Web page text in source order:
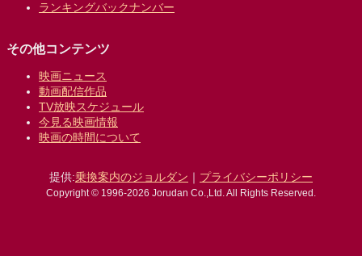
ランキングバックナンバー
その他コンテンツ
映画ニュース
動画配信作品
TV放映スケジュール
今見る映画情報
映画の時間について
提供:乗換案内のジョルダン ｜ プライバシーポリシー
Copyright © 1996-2026 Jorudan Co.,Ltd. All Rights Reserved.